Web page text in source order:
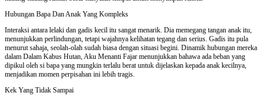
Hubungan Bapa Dan Anak Yang Kompleks
Interaksi antara lelaki dan gadis kecil itu sangat menarik. Dia memegang tangan anak itu,
menunjukkan perlindungan, tetapi wajahnya kelihatan tegang dan serius. Gadis itu pula
menurut sahaja, seolah-olah sudah biasa dengan situasi begini. Dinamik hubungan mereka
dalam Dalam Kabus Hutan, Aku Menanti Fajar menunjukkan bahawa ada beban yang
dipikul oleh si bapa yang mungkin terlalu berat untuk dijelaskan kepada anak kecilnya,
menjadikan momen perpisahan ini lebih tragis.
Kek Yang Tidak Sampai